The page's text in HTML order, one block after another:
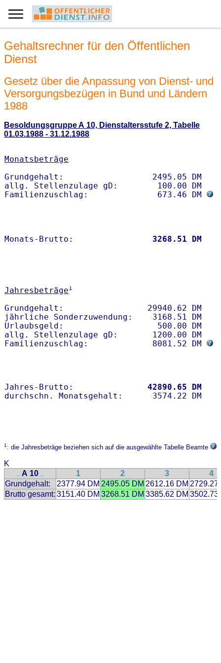
Gehaltsrechner für den Öffentlichen
Dienst
Gesetz über die Anpassung von Dienst- und
Versorgungsbezügen in Bund und Ländern
1988
Besoldungsgruppe A 10, Dienstaltersstufe 2, Tabelle
01.03.1988 - 31.12.1988
Monatsbeträge
Grundgehalt:                  2495.05 DM
allg. Stellenzulage gD:        100.00 DM
Familienzuschlag:              673.46 DM
Monats-Brutto: 3268.51 DM
Jahresbeträge1
Grundgehalt:                 29940.62 DM
jährliche Sonderzuwendung:    3168.51 DM
Urlaubsgeld:                   500.00 DM
allg. Stellenzulage gD:       1200.00 DM
Familienzuschlag:             8081.52 DM
Jahres-Brutto: 42890.65 DM
1: die Jahresbeträge beziehen sich auf die ausgewählte Tabelle Beamte
K
.. A 10 .. 1 2 3
4
Grundgehalt:
2377.94 DM 2495.05 DM 2612.16 DM 2729.27
Brutto gesamt: 3151.40 DM 3268.51 DM 3385.62 DM 3502.73